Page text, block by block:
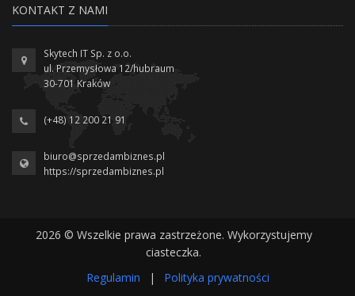
KONTAKT Z NAMI
Skytech IT Sp. z o.o.
ul. Przemysłowa 12/hubraum
30-701 Kraków
(+48) 12 200 21 91
biuro@sprzedambiznes.pl
https://sprzedambiznes.pl
2026 © Wszelkie prawa zastrzeżone. Wykorzystujemy
ciasteczka.
Regulamin
| Polityka prywatności